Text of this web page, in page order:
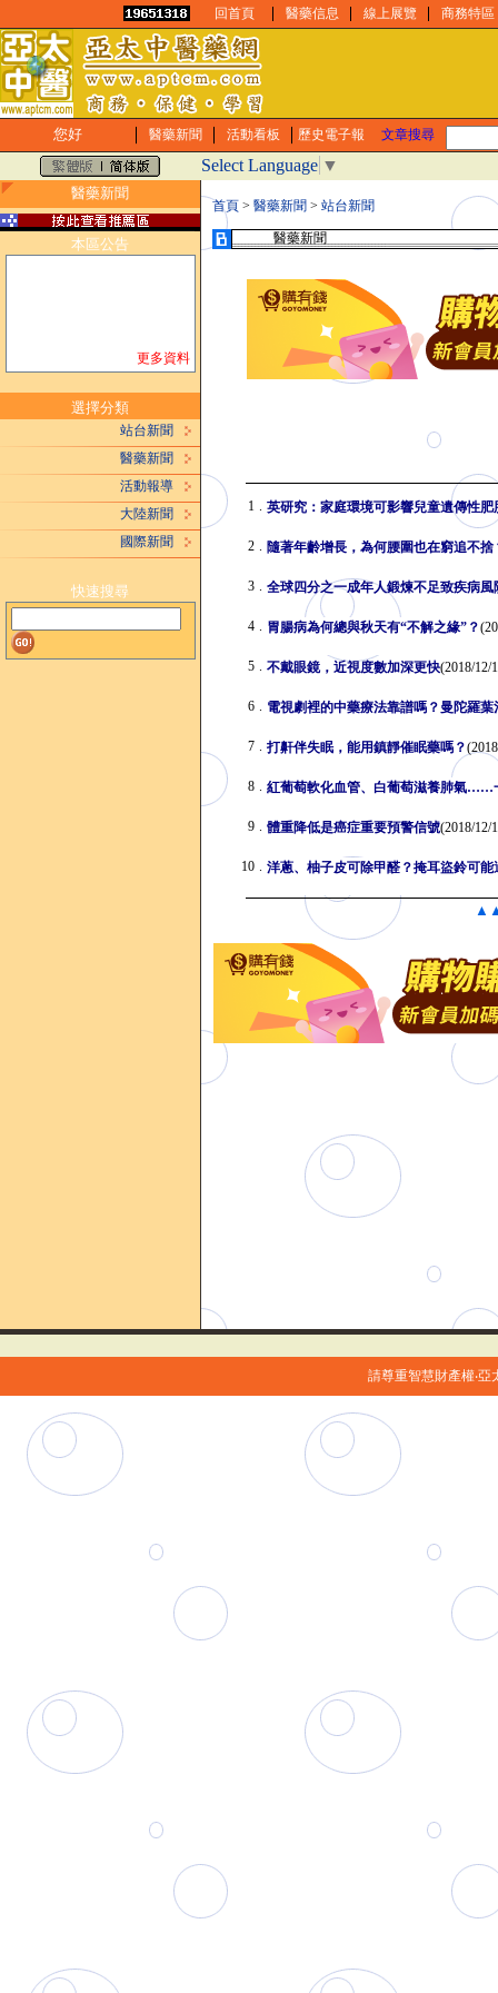
回首頁 醫藥信息 線上展覽 商務特區
您好 醫藥新聞 活動看板 歷史電子報 文章搜尋
Select Language ▼
醫藥新聞
本區公告
更多資料
選擇分類
站台新聞
醫藥新聞
活動報導
大陸新聞
國際新聞
快速搜尋
首頁 > 醫藥新聞 > 站台新聞
醫藥新聞
1 . 英研究：家庭環境可影響兒童遺傳性肥
2 . 隨著年齡增長，為何腰圍也在窮追不捨
3 . 全球四分之一成年人鍛煉不足致疾病風
4 . 胃腸病為何總與秋天有“不解之緣”？
5 . 不戴眼鏡，近視度數加深更快(2018/12/
6 . 電視劇裡的中藥療法靠譜嗎？曼陀羅葉
7 . 打鼾伴失眠，能用鎮靜催眠藥嗎？
8 . 紅葡萄軟化血管、白葡萄滋養肺氣……
9 . 體重降低是癌症重要預警信號(2018/12/
10 . 洋蔥、柚子皮可除甲醛？掩耳盜鈴可能
請尊重智慧財產權‧亞